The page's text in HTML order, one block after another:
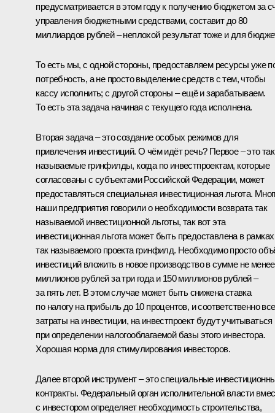
предусматривается в этом году к получению бюджетом за
управления бюджетными средствами, составит до 80
миллиардов рублей – неплохой результат тоже и для
То есть мы, с одной стороны, предоставляем ресурсы уже
потребность, а не просто выделение средств с тем, чтобы
кассу исполнить; с другой стороны – ещё и зарабатываем.
То есть эта задача начиная с текущего года исполнена.
Вторая задача – это создание особых режимов для
привлечения инвестиций. О чём идёт речь? Первое – это так
называемые гринфилды, когда по инвестпроектам, которые
согласованы с субъектами Российской Федерации, может
предоставляться специальная инвестиционная льгота.
наши предприятия говорили о необходимости возврата так
называемой инвестиционной льготы, так вот эта
инвестиционная льгота может быть предоставлена в рамках
так называемого проекта гринфилд. Необходимо просто
инвестиций вложить в новое производство в сумме не
миллионов рублей за три года и 150 миллионов рублей –
за пять лет. В этом случае может быть снижена ставка
по налогу на прибыль до 10 процентов, и соответственно
затраты на инвестиции, на инвестпроект будут учитываться
при определении налогооблагаемой базы этого инвестора.
Хорошая норма для стимулирования инвесторов.
Далее второй инструмент – это специальные
контракты. Федеральный орган исполнительной власти
с инвестором определяет необходимость строительства,